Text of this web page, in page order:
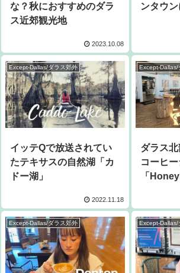
な？秋におすすめのダラ
ス近郊観光地
2023.10.08
ンタウ
Except-Dallas/ダラス郊外
イッテQで放送されてい
たテキサスの自然湖「カ
ドー湖」
2022.11.18
Except-Dallas/
ダラス
コーヒ
「
Except-Dallas/ダラス郊外 Except-Dallas/